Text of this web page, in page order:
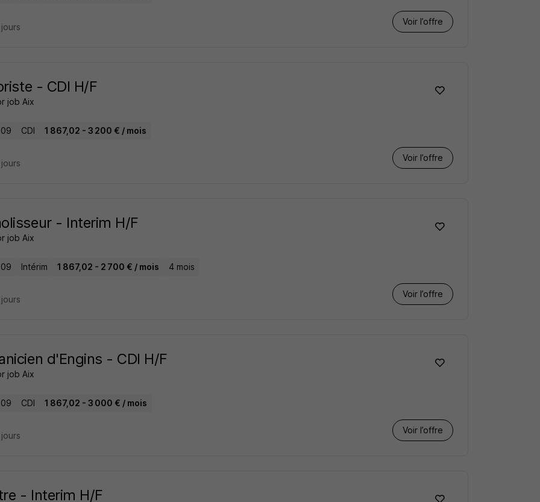
Voir l’offre
- CDI H/F
job Aix
CDI 1 867,02 - 3 200 € / mois
Voir l’offre
- Interim H/F
job Aix
Intérim 1 867,02 - 2 700 € / mois 4 mois
Voir l’offre
d'Engins - CDI H/F
job Aix
CDI 1 867,02 - 3 000 € / mois
Voir l’offre
- Interim H/F